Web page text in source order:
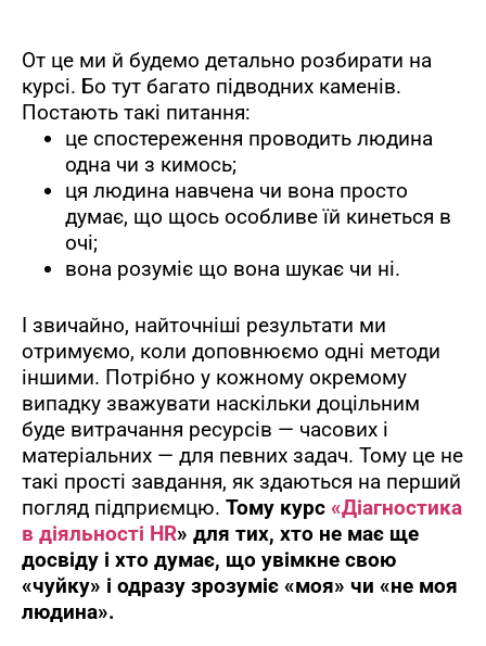
От це ми й будемо детально розбирати на
курсі. Бо тут багато підводних каменів.
Постають такі питання:
це спостереження проводить людина
одна чи з кимось;
ця людина навчена чи вона просто
думає, що щось особливе їй кинеться в
очі;
вона розуміє що вона шукає чи ні.
І звичайно, найточніші результати ми
отримуємо, коли доповнюємо одні методи
іншими. Потрібно у кожному окремому
випадку зважувати наскільки доцільним
буде витрачання ресурсів — часових і
матеріальних — для певних задач. Тому це не
такі прості завдання, як здаються на перший
погляд підприємцю. Тому курс «Діагностика
в діяльності HR» для тих, хто не має ще
досвіду і хто думає, що увімкне свою
«чуйку» і одразу зрозуміє «моя» чи «не моя
людина».